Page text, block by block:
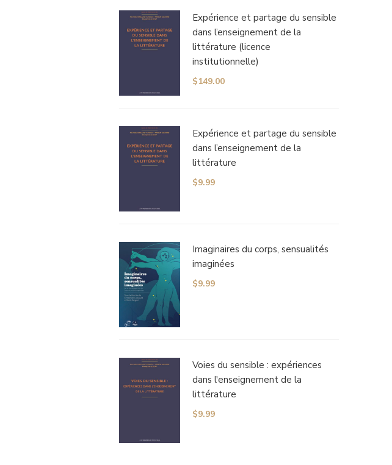
Expérience et partage du sensible
dans l’enseignement de la
littérature (licence
institutionnelle)
$149.00
Expérience et partage du sensible
dans l’enseignement de la
littérature
$9.99
Imaginaires du corps, sensualités
imaginées
$9.99
Voies du sensible : expériences
dans l'enseignement de la
littérature
$9.99